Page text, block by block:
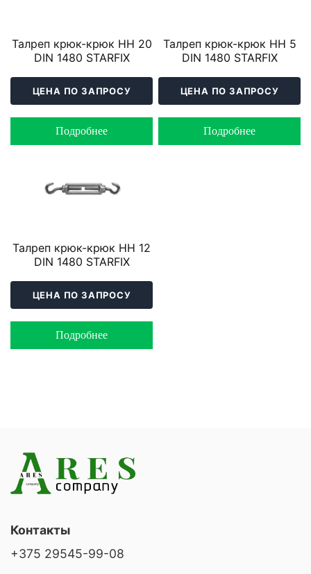
Талреп крюк-крюк HH 20
DIN 1480 STARFIX
ЦЕНА ПО ЗАПРОСУ
Подробнее
Талреп крюк-крюк HH 5
DIN 1480 STARFIX
ЦЕНА ПО ЗАПРОСУ
Подробнее
Талреп крюк-крюк HH 12
DIN 1480 STARFIX
ЦЕНА ПО ЗАПРОСУ
Подробнее
Контакты
+375 29545-99-08